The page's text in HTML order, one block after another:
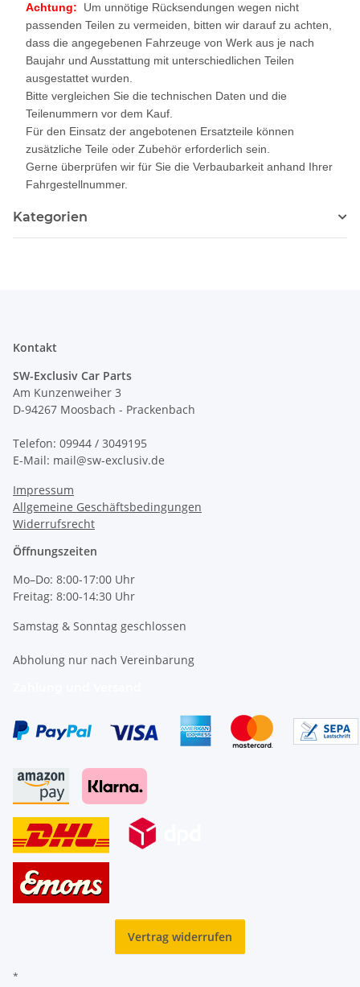
Achtung: Um unnötige Rücksendungen wegen nicht
passenden Teilen zu vermeiden, bitten wir darauf zu achten,
dass die angegebenen Fahrzeuge von Werk aus je nach
Baujahr und Ausstattung mit unterschiedlichen Teilen
ausgestattet wurden.
Bitte vergleichen Sie die technischen Daten und die
Teilenummern vor dem Kauf.
Für den Einsatz der angebotenen Ersatzteile können
zusätzliche Teile oder Zubehör erforderlich sein.
Gerne überprüfen wir für Sie die Verbaubarkeit anhand Ihrer
Fahrgestellnummer.
Kategorien
Kontakt
SW-Exclusiv Car Parts
Am Kunzenweiher 3
D-94267 Moosbach - Prackenbach
Telefon: 09944 / 3049195
E-Mail: mail@sw-exclusiv.de
Impressum
Allgemeine Geschäftsbedingungen
Widerrufsrecht
Öffnungszeiten
Mo–Do: 8:00-17:00 Uhr
Freitag: 8:00-14:30 Uhr
Samstag & Sonntag geschlossen
Abholung nur nach Vereinbarung
Vertrag widerrufen
*